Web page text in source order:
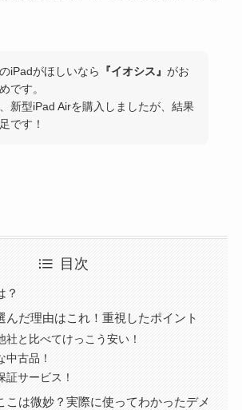
iPadがほしいなら 『イオシス』がお
です。
新型iPad Airを購入しましたが、結果
です！
目次
？
んだ理由はこれ！重視したポイント
社と比べてけっこう安い！
中古品！
証サービス！
こは微妙？実際に使ってわかったデメ